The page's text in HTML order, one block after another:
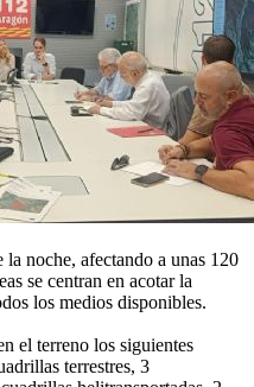
noche, afectando a unas 120
se centran en acotar la
los medios disponibles.
el terreno los siguientes
terrestres, 3